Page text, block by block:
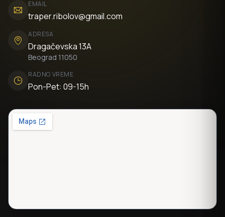
EMAIL
traper.ribolov@gmail.com
ADRESA
Dragačevska 13A
Beograd 11050
RADNO VREME
Pon-Pet: 09-15h